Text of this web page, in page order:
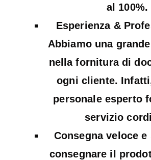
al 100%.
Esperienza &
Abbiamo una
nella fornitura di
ogni cliente.
personale esperto
servizio
Consegna veloce
consegnare il